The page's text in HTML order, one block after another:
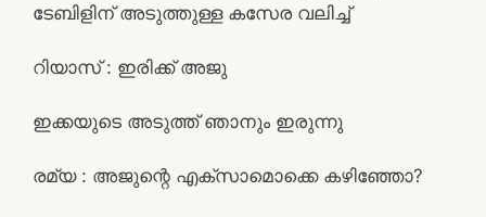
ടേബിളിന് അടുത്തുള്ള കസേര വലിച്ച്
റിയാസ്‌ : ഇരിക്ക് അജു
ഇക്കയുടെ അടുത്ത് ഞാനും ഇരുന്നു
രമ്യ : അജുന്റെ എക്സാമൊക്കെ കഴിഞ്ഞോ?